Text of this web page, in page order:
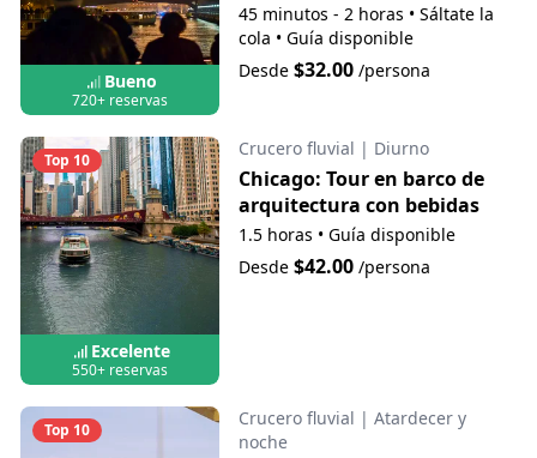
Bueno
720+ reservas
45 minutos - 2 horas • Sáltate la
cola • Guía disponible
Desde $32.00/persona
Top 10
Excelente
550+ reservas
Crucero fluvial | Diurno
Chicago: Tour en barco de
arquitectura con bebidas
1.5 horas • Guía disponible
Desde $42.00/persona
Top 10
Crucero fluvial | Atardecer y
noche